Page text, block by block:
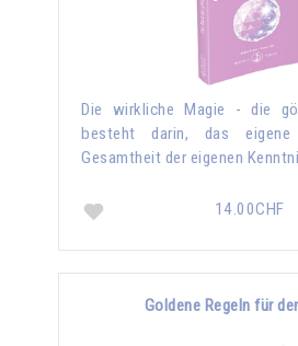
Die wirkliche Magie - die
besteht darin, das
Gesamtheit der eigenen
14.00CHF
Goldene Regeln für